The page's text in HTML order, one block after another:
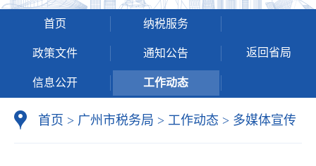
首页 纳税服务
政策文件 通知公告
信息公开 工作动态
返回省局
首页 > 广州市税务局 > 工作动态 > 多媒体宣传